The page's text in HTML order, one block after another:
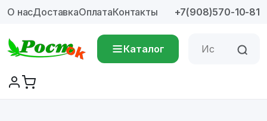
О насДоставкаОплатаКонтакты +7(908)570-10-81
Каталог